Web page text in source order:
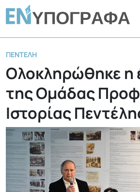
ΠΕΝΤΈΛΗ
Ολοκληρώθηκε η
της Ομάδας
Ιστορίας